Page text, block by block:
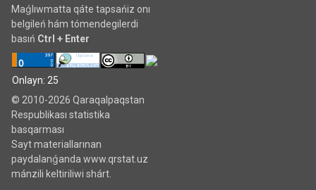
Maǵlıwmatta qáte tapsańiz onı
belgileń hám tómendegilerdi
basıń Ctrl + Enter
Onlayn: 25
© 2010-2026 Qaraqalpaqstan
Respublikası statistika
basqarması
Sayt materiallarınan
paydalanǵanda www.qrstat.uz
mánzili keltiriliwi shárt.